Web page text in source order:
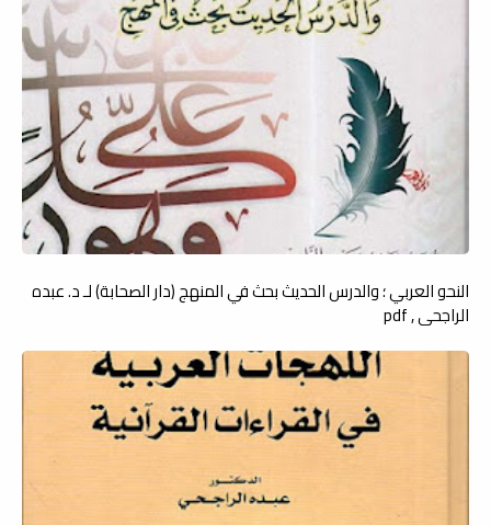
النحو العربي ؛ والدرس الحديث بحث في المنهج (دار الصحابة) لـ د. عبده
الراجحي , pdf